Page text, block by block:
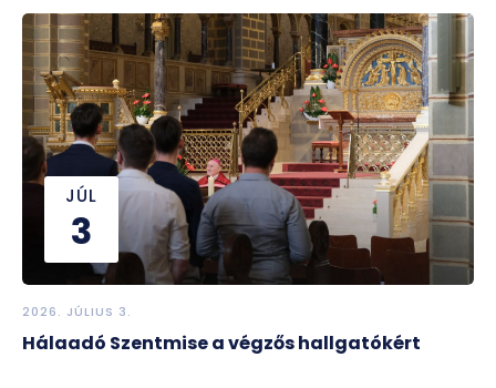
JÚL
3
2026. JÚLIUS 3.
Hálaadó Szentmise a végzős hallgatókért